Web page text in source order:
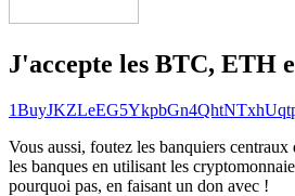
J'accepte les BTC, ETH
Vous aussi, foutez les banquiers centraux
les banques en utilisant les
pourquoi pas, en faisant un don avec !